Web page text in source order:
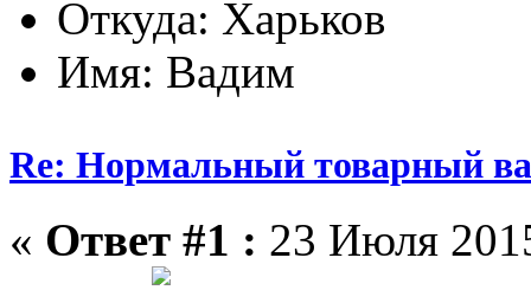
Откуда: Харьков
Имя: Вадим
Re: Нормальный товарный
« Ответ #1 : 23 Июля